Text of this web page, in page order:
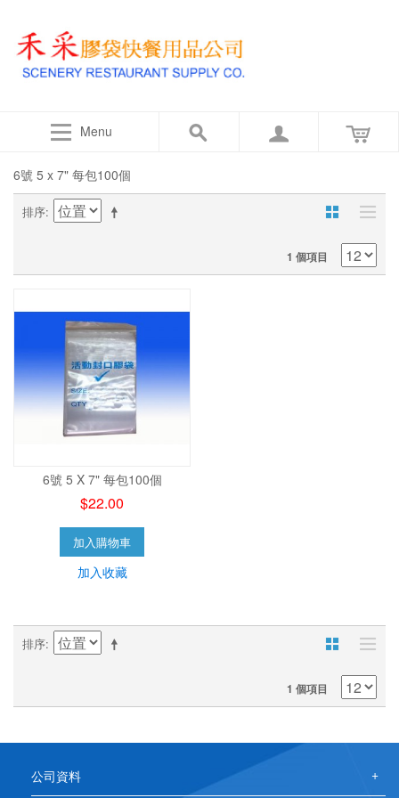
Menu
6號 5 x 7" 每包100個
排序
1 個項目
6號 5 X 7" 每包100個
$22.00
加入購物車
加入收藏
排序
1 個項目
公司資料